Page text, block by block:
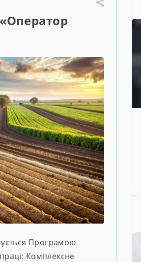
Програмою
Комплексне